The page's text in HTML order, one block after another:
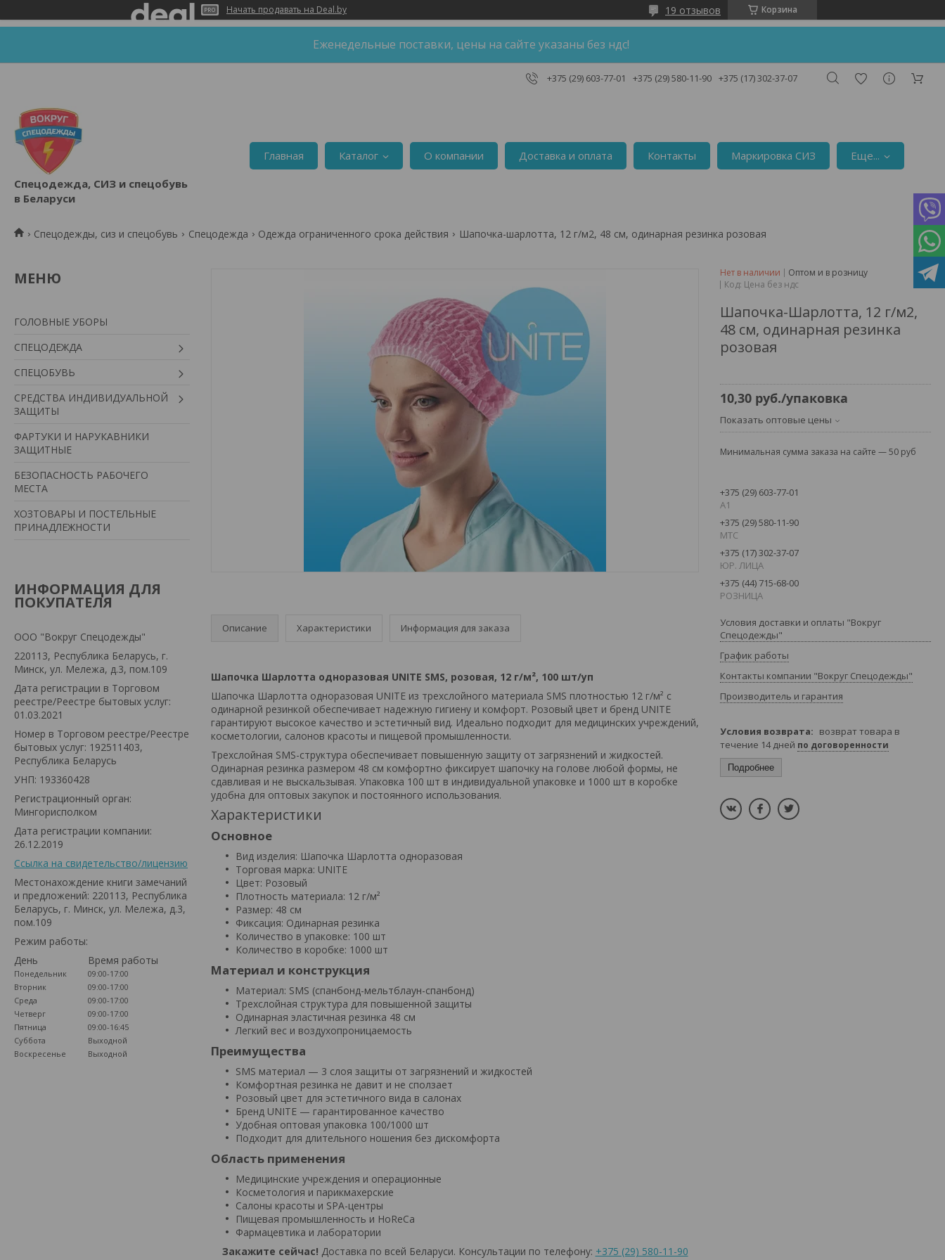
Начать продавать на Deal.by Корзина
19 отзывов
Еженедельные поставки, цены на сайте указаны без ндс!
+375 (29) 603-77-01 +375 (29) 580-11-90 +375 (17) 302-37-07
Спецодежда, СИЗ и спецобувь
в Беларуси
Главная Каталог О компании Доставка и оплата Контакты Маркировка СИЗ Еще...
Спецодежды, сиз и спецобувь Спецодежда Одежда ограниченного срока действия Шапочка-шарлотта, 12 г/м2, 48 см, одинарная резинка розовая
ГОЛОВНЫЕ УБОРЫ
СПЕЦОДЕЖДА
СПЕЦОБУВЬ
СРЕДСТВА ИНДИВИДУАЛЬНОЙ
ЗАЩИТЫ
ФАРТУКИ И НАРУКАВНИКИ
ЗАЩИТНЫЕ
БЕЗОПАСНОСТЬ РАБОЧЕГО
МЕСТА
ХОЗТОВАРЫ И ПОСТЕЛЬНЫЕ
ПРИНАДЛЕЖНОСТИ
ИНФОРМАЦИЯ ДЛЯ
ПОКУПАТЕЛЯ
ООО "Вокруг Спецодежды"
220113, Республика Беларусь, г.
Минск, ул. Мележа, д.3, пом.109
Дата регистрации в Торговом
реестре/Реестре бытовых услуг:
01.03.2021
Номер в Торговом реестре/Реестре
бытовых услуг: 192511403,
Республика Беларусь
УНП: 193360428
Регистрационный орган:
Мингорисполком
Дата регистрации компании:
26.12.2019
Ссылка на свидетельство/лицензию
Местонахождение книги замечаний
и предложений: 220113, Республика
Беларусь, г. Минск, ул. Мележа, д.3,
пом.109
Режим работы:
День
Время работы
Понедельник
09:00-17:00
Вторник
09:00-17:00
Среда
09:00-17:00
Четверг
09:00-17:00
Пятница
09:00-16:45
Суббота
Выходной
Воскресенье
Выходной
Описание Характеристики Информация для заказа
Шапочка Шарлотта одноразовая UNITE SMS, розовая, 12 г/м², 100 шт/уп
Шапочка Шарлотта одноразовая UNITE из трехслойного материала SMS плотностью 12 г/м² с
одинарной резинкой обеспечивает надежную гигиену и комфорт. Розовый цвет и бренд UNITE
гарантируют высокое качество и эстетичный вид. Идеально подходит для медицинских учреждений,
косметологии, салонов красоты и пищевой промышленности.
Трехслойная SMS-структура обеспечивает повышенную защиту от загрязнений и жидкостей.
Одинарная резинка размером 48 см комфортно фиксирует шапочку на голове любой формы, не
сдавливая и не выскальзывая. Упаковка 100 шт в индивидуальной упаковке и 1000 шт в коробке
удобна для оптовых закупок и постоянного использования.
Характеристики
Основное
Вид изделия: Шапочка Шарлотта одноразовая
Торговая марка: UNITE
Цвет: Розовый
Плотность материала: 12 г/м²
Размер: 48 см
Фиксация: Одинарная резинка
Количество в упаковке: 100 шт
Количество в коробке: 1000 шт
Материал и конструкция
Материал: SMS (спанбонд-мельтблаун-спанбонд)
Трехслойная структура для повышенной защиты
Одинарная эластичная резинка 48 см
Легкий вес и воздухопроницаемость
Преимущества
SMS материал — 3 слоя защиты от загрязнений и жидкостей
Комфортная резинка не давит и не сползает
Розовый цвет для эстетичного вида в салонах
Бренд UNITE — гарантированное качество
Удобная оптовая упаковка 100/1000 шт
Подходит для длительного ношения без дискомфорта
Область применения
Медицинские учреждения и операционные
Косметология и парикмахерские
Салоны красоты и SPA-центры
Пищевая промышленность и HoReCa
Фармацевтика и лаборатории
Закажите сейчас! Доставка по всей Беларуси. Консультации по телефону: +375 (29) 580-11-90
Нет в наличии
Оптом и в розницу
Код: Цена без ндс
Шапочка-Шарлотта, 12 г/м2,
48 см, одинарная резинка
розовая
10,30 руб./упаковка
Показать оптовые цены
Минимальная сумма заказа на сайте — 50 руб
+375 (29) 603-77-01
А1
+375 (29) 580-11-90
MTC
+375 (17) 302-37-07
ЮР. ЛИЦА
+375 (44) 715-68-00
РОЗНИЦА
Условия доставки и оплаты "Вокруг
Спецодежды"
График работы
Контакты компании "Вокруг Спецодежды"
Производитель и гарантия
возврат товара в
течение 14 дней по договоренности
Подробнее